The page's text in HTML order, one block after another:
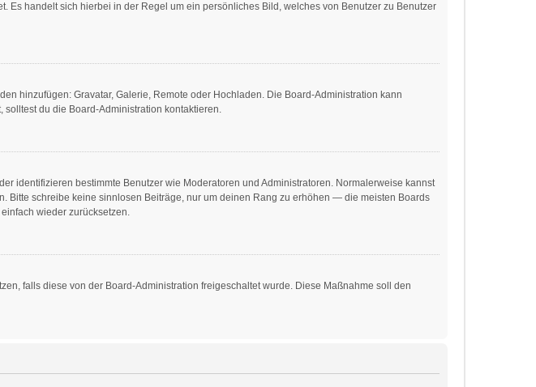
Es handelt sich hierbei in der Regel um ein persönliches Bild, welches von Benutzer zu Benutzer
hinzufügen: Gravatar, Galerie, Remote oder Hochladen. Die Board-Administration kann
solltest du die Board-Administration kontaktieren.
identifizieren bestimmte Benutzer wie Moderatoren und Administratoren. Normalerweise kannst
Bitte schreibe keine sinnlosen Beiträge, nur um deinen Rang zu erhöhen — die meisten Boards
wieder zurücksetzen.
falls diese von der Board-Administration freigeschaltet wurde. Diese Maßnahme soll den